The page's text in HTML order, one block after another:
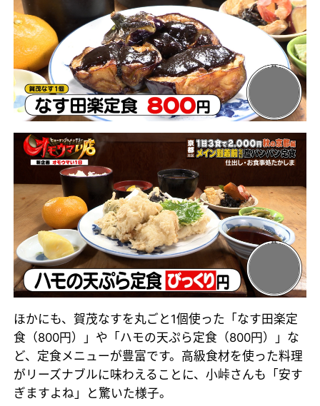
ほかにも、賀茂なすを丸ごと1個使った「なす田楽定
食（800円）」や「ハモの天ぷら定食（800円）」な
ど、定食メニューが豊富です。高級食材を使った料理
がリーズナブルに味わえることに、小峠さんも「安す
ぎますよね」と驚いた様子。